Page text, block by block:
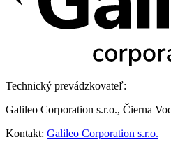
Technický prevádzkovateľ:
Galileo Corporation s.r.o., Čierna
Kontakt: Galileo Corporation s.r.o.